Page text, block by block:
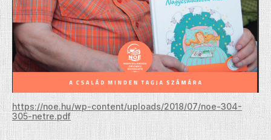
https://noe.hu/wp-content/uploads/2018/07/noe-304-
305-netre.pdf